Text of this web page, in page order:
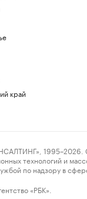
край
1995–2026.
технологий и
по надзору в
«РБК».